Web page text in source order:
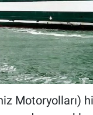
Motoryolları)